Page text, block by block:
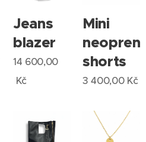
Jeans
blazer
14 600,00
Kč
Mini
shorts
3 400,00Kč